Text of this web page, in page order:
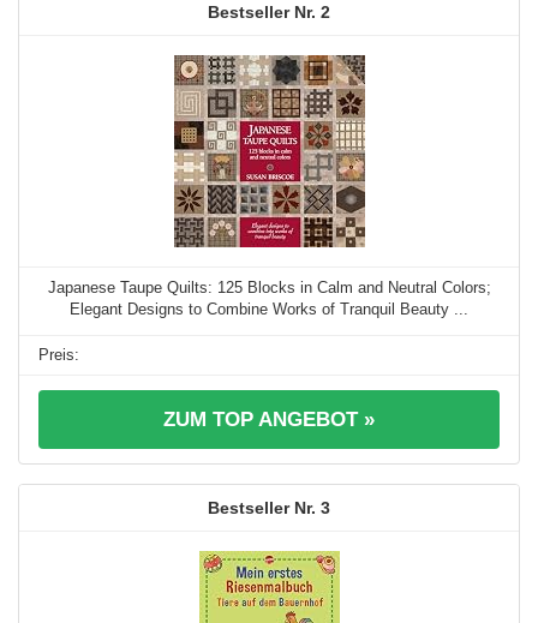
2
Japanese Taupe Quilts: 125 Blocks in Calm and Neutral Colors;
Elegant Designs to Combine Works of Tranquil Beauty ...
ZUM TOP ANGEBOT »
3